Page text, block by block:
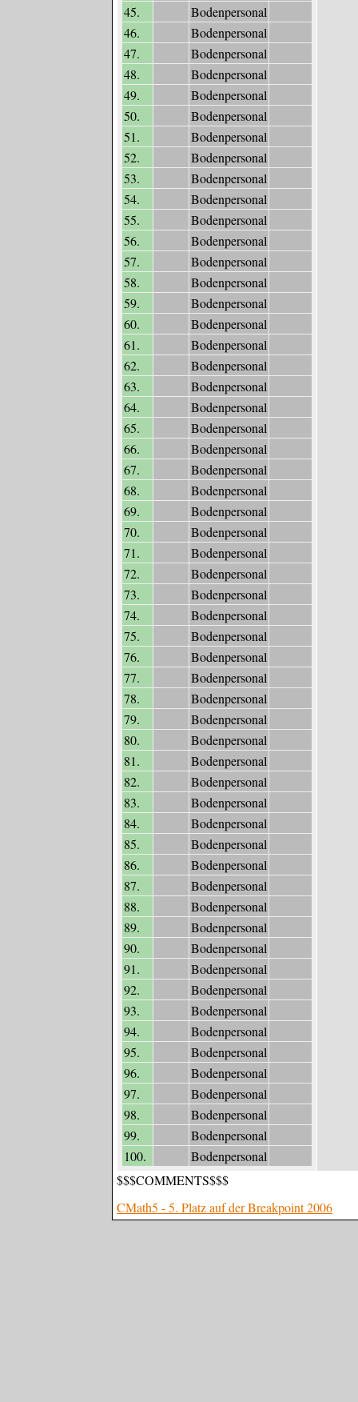
45.
Bodenpersonal
46.
Bodenpersonal
47.
Bodenpersonal
48.
Bodenpersonal
49.
Bodenpersonal
50.
Bodenpersonal
51.
Bodenpersonal
52.
Bodenpersonal
53.
Bodenpersonal
54.
Bodenpersonal
55.
Bodenpersonal
56.
Bodenpersonal
57.
Bodenpersonal
58.
Bodenpersonal
59.
Bodenpersonal
60.
Bodenpersonal
61.
Bodenpersonal
62.
Bodenpersonal
63.
Bodenpersonal
64.
Bodenpersonal
65.
Bodenpersonal
66.
Bodenpersonal
67.
Bodenpersonal
68.
Bodenpersonal
69.
Bodenpersonal
70.
Bodenpersonal
71.
Bodenpersonal
72.
Bodenpersonal
73.
Bodenpersonal
74.
Bodenpersonal
75.
Bodenpersonal
76.
Bodenpersonal
77.
Bodenpersonal
78.
Bodenpersonal
79.
Bodenpersonal
80.
Bodenpersonal
81.
Bodenpersonal
82.
Bodenpersonal
83.
Bodenpersonal
84.
Bodenpersonal
85.
Bodenpersonal
86.
Bodenpersonal
87.
Bodenpersonal
88.
Bodenpersonal
89.
Bodenpersonal
90.
Bodenpersonal
91.
Bodenpersonal
92.
Bodenpersonal
93.
Bodenpersonal
94.
Bodenpersonal
95.
Bodenpersonal
96.
Bodenpersonal
97.
Bodenpersonal
98.
Bodenpersonal
99.
Bodenpersonal
100.
Bodenpersonal
$$$COMMENTS$$$
CMath5 - 5. Platz auf der Breakpoint 2006